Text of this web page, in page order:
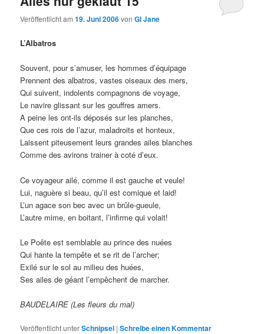
Veröffentlicht am19. Juni 2006vonGI Jane
L’Albatros
Souvent, pour s’amuser, les hommes d’équipage
Prennent des albatros, vastes oiseaux des mers,
Qui suivent, indolents compagnons de voyage,
Le navire glissant sur les gouffres amers.
A peine les ont-ils déposés sur les planches,
Que ces rois de l’azur, maladroits et honteux,
Laissent piteusement leurs grandes ailes blanches
Comme des avirons trainer à coté d’eux.
Ce voyageur ailé, comme il est gauche et veule!
Lui, naguère si beau, qu’il est comique et laid!
L’un agace son bec avec un brûle-gueule,
L’autre mime, en boitant, l’infirme qui volait!
Le Poête est semblable au prince des nuées
Qui hante la tempête et se rit de l’archer;
Exilé sur le sol au milieu des huées,
Ses ailes de géant l’empêchent de marcher.
BAUDELAIRE (Les fleurs du mal)
Veröffentlicht unterSchnipsel |Schreibe einen Kommentar